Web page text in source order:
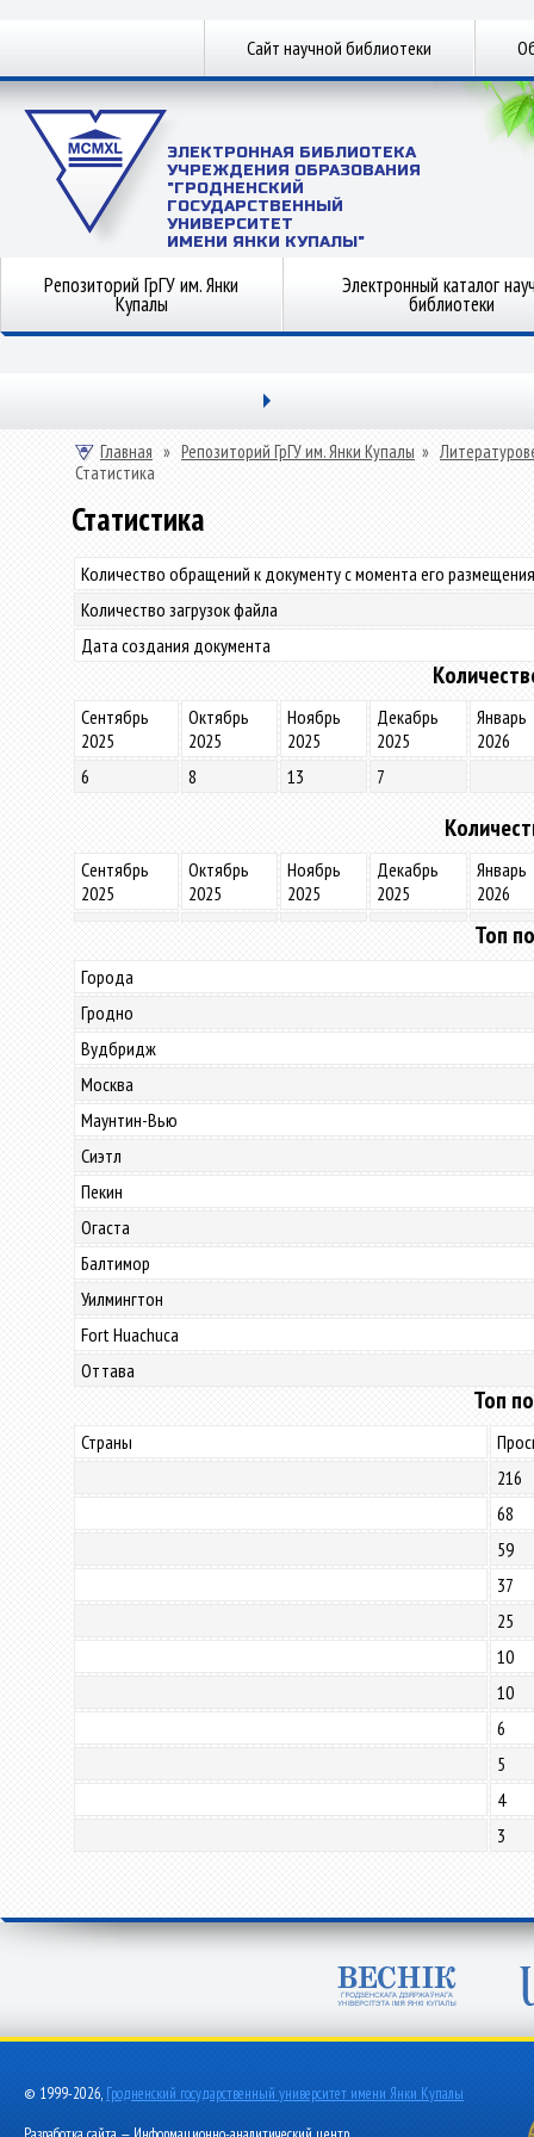
Сайт научной библиотеки
ЭЛЕКТРОННАЯ БИБЛИОТЕКА
УЧРЕЖДЕНИЯ ОБРАЗОВАНИЯ
"ГРОДНЕНСКИЙ
ГОСУДАРСТВЕННЫЙ
УНИВЕРСИТЕТ
ИМЕНИ ЯНКИ КУПАЛЫ"
Репозиторий ГрГУ им. Янки
Купалы
Электронный каталог
библиотеки
Главная » Репозиторий ГрГУ им. Янки Купалы »
Статистика
Статистика
Количество обращений к документу с момента его
Количество загрузок файла
Дата создания документа
Сентябрь
2025
Октябрь
2025
Ноябрь
2025
Декабрь
2025
Январь
2026
6
8 13 7
Сентябрь
2025
Октябрь
2025
Ноябрь
2025
Декабрь
2025
Январь
2026
Топ
Города
Гродно
Вудбридж
Москва
Маунтин-Вью
Сиэтл
Пекин
Огаста
Балтимор
Уилмингтон
Fort Huachuca
Оттава
Топ
Страны
216
68
59
37
25
10
10
6
5
4
3
© 1999-2026, Гродненский государственный университет имени Янки Купалы